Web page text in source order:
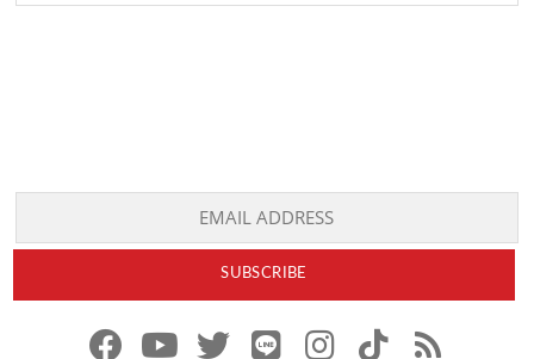
x
r